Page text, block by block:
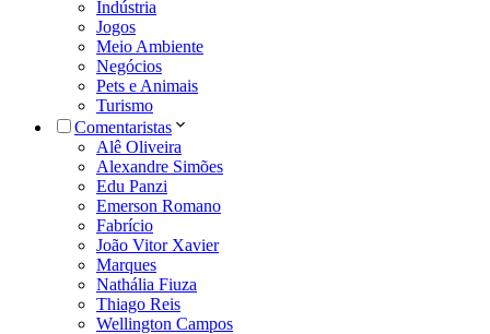
Indústria
Jogos
Meio Ambiente
Negócios
Pets e Animais
Turismo
Comentaristas
Alê Oliveira
Alexandre Simões
Edu Panzi
Emerson Romano
Fabrício
João Vitor Xavier
Marques
Nathália Fiuza
Thiago Reis
Wellington Campos